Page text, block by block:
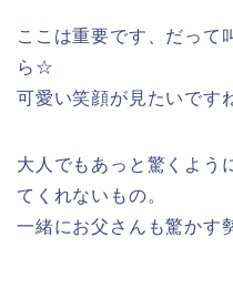
ここは重要です、だって
ら☆
可愛い笑顔が見たいです
大人でもあっと驚くよう
てくれないもの。
一緒にお父さんも驚かす